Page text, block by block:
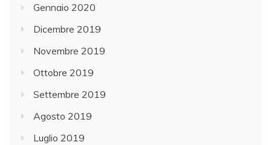
Gennaio 2020
Dicembre 2019
Novembre 2019
Ottobre 2019
Settembre 2019
Agosto 2019
Luglio 2019